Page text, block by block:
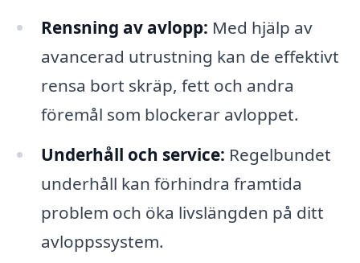
Rensning av avlopp: Med hjälp av
avancerad utrustning kan de effektivt
rensa bort skräp, fett och andra
föremål som blockerar avloppet.
Underhåll och service: Regelbundet
underhåll kan förhindra framtida
problem och öka livslängden på ditt
avloppssystem.